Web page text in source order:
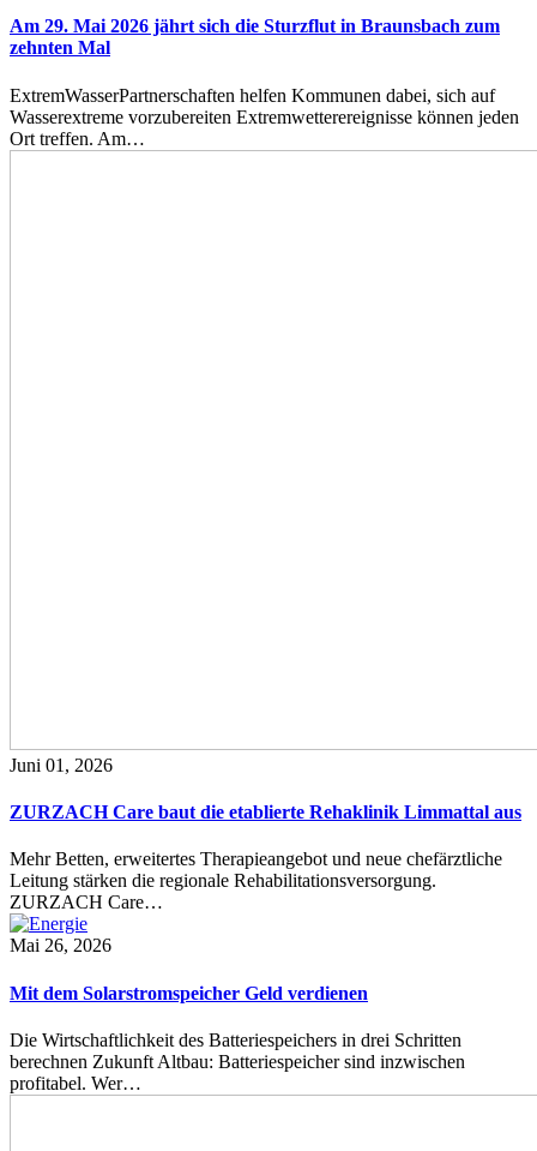
Am 29. Mai 2026 jährt sich die Sturzflut in Braunsbach zum
zehnten Mal
ExtremWasserPartnerschaften helfen Kommunen dabei, sich auf
Wasserextreme vorzubereiten Extremwetterereignisse können jeden
Ort treffen. Am…
Juni 01, 2026
ZURZACH Care baut die etablierte Rehaklinik Limmattal aus
Mehr Betten, erweitertes Therapieangebot und neue chefärztliche
Leitung stärken die regionale Rehabilitationsversorgung.
ZURZACH Care…
Mai 26, 2026
Mit dem Solarstromspeicher Geld verdienen
Die Wirtschaftlichkeit des Batteriespeichers in drei Schritten
berechnen Zukunft Altbau: Batteriespeicher sind inzwischen
profitabel. Wer…